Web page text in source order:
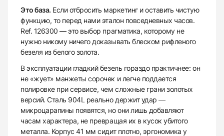
Это база. Если отбросить маркетинг и оставить чистую
функцию, то перед нами эталон повседневных часов.
Ref. 126300 — это выбор прагматика, которому не
нужно никому ничего доказывать блеском рифленого
безеля из белого золота.
В эксплуатации гладкий безель гораздо практичнее: он
не «жует» манжеты сорочек и легче поддается
полировке при сервисе, чем сложные грани золотых
версий. Сталь 904L реально держит удар —
микроцарапины появятся, но они лишь добавляют
часам характера, не превращая их в кусок убитого
металла. Корпус 41 мм сидит плотно, эргономика у